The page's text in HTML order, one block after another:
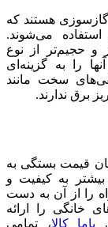
هستند که
می‌شوند.
و حجیم‌تر از نوع
را به گزینه‌ای
سخت مانند
برق ندارند.
قیمت بستگی به
بیشتر به کیفیت و
را از آن به دست
خانگی را ارائه
باما کالا، تمامی